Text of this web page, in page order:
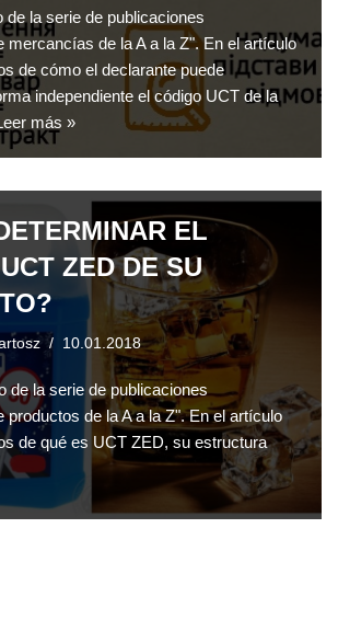
de la serie de publicaciones
mercancías de la A a la Z". En el artículo
de cómo el declarante puede
independiente el código UCT de la
más »
EL
ZED DE SU
10.01.2018
de la serie de publicaciones
productos de la A a la Z". En el artículo
de qué es UCT ZED, su estructura